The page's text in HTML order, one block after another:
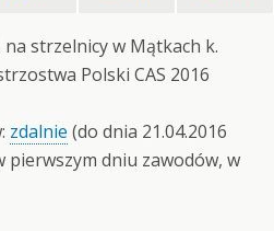
na strzelnicy w Mątkach k.
Polski CAS 2016
zdalnie (do dnia 21.04.2016
pierwszym dniu zawodów, w